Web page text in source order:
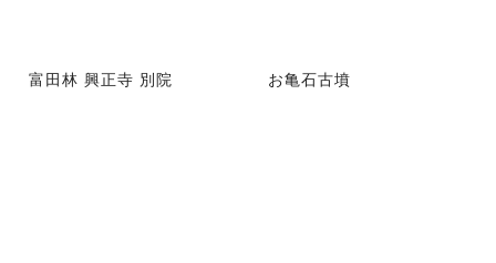
富田林 興正寺 別院 お亀石古墳